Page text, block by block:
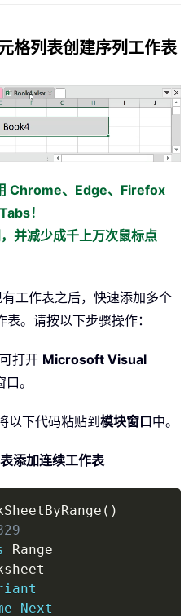
格列表创建序列工作表
Chrome、Edge、Firefox
！
并减少成千上万次鼠标点
工作表之后，快速添加多个
。请按以下步骤操作：
打开 Microsoft Visual
口。
以下代码粘贴到 模块窗口中。
添加连续工作表
( )
Next